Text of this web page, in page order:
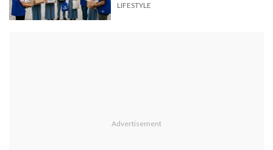
LIFESTYLE